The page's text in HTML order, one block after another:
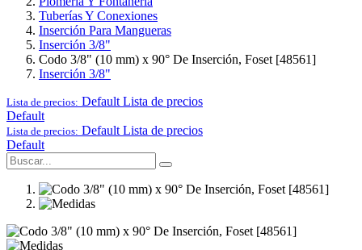
Tuberías Y Conexiones
Inserción Para Mangueras
Inserción 3/8"
Codo 3/8" (10 mm) x 90° De Inserción, Foset [48561]
Inserción 3/8"
Lista de precios: Default Lista de precios
Default
Lista de precios: Default Lista de precios
Default